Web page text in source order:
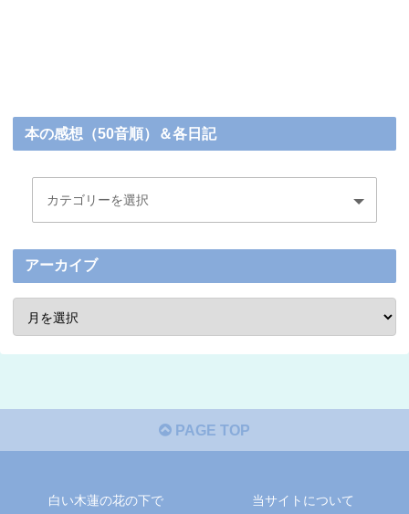
本の感想（50音順）＆各日記
アーカイブ
PAGE TOP
白い木蓮の花の下で 当サイトについて